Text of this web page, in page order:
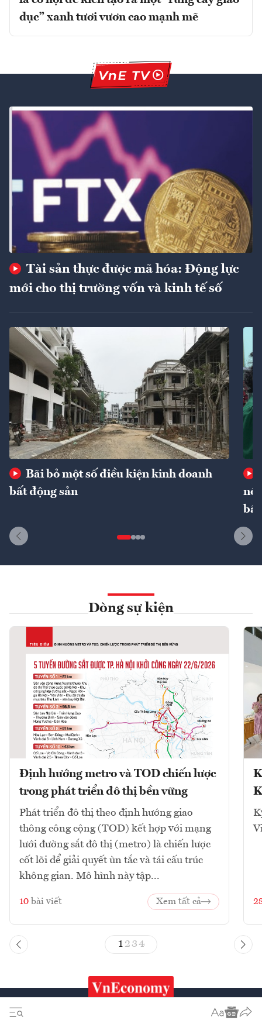
dục” xanh tươi vươn cao mạnh mẽ
Tài sản thực được mã hóa: Động lực
mới cho thị trường vốn và kinh tế số
Bãi bỏ một số điều kiện kinh doanh
bất động sản
Dòng sự kiện
Định hướng metro và TOD chiến lược
trong phát triển đô thị bền vững
Phát triển đô thị theo định hướng giao
thông công cộng (TOD) kết hợp với mạng
lưới đường sắt đô thị (metro) là chiến lược
cốt lõi để giải quyết ùn tắc và tái cấu trúc
không gian. Mô hình này tập...
10 bài viết Xem tất cả
1 23 4